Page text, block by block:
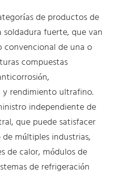
de productos de
fuerte, que van
convencional de una o
compuestas
rendimiento ultrafino.
independiente de
que puede satisfacer
de múltiples industrias,
de calor, módulos de
de refrigeración